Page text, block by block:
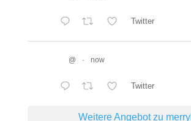
Twitter
@ · now
Twitter
Weitere Angebot zu merryll